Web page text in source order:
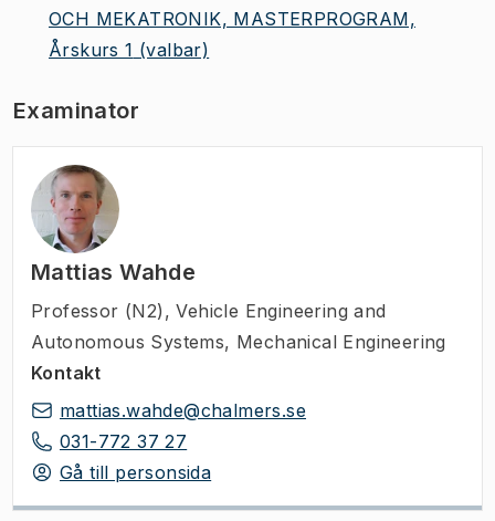
OCH MEKATRONIK, MASTERPROGRAM,
Årskurs 1 (valbar)
Examinator
Mattias Wahde
Professor (N2) , Vehicle Engineering and
Autonomous Systems, Mechanical Engineering
Kontakt
mattias.wahde@chalmers.se
031-772 37 27
Gå till personsida